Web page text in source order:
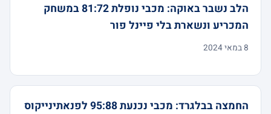
הלב נשבר באוקה: מכבי נופלת 81:72 במשחק
המכריע ונשארת בלי פיינל פור
8 במאי 2024
החמצה בבלגרד: מכבי נכנעת 95:88 לפנאתינייקוס